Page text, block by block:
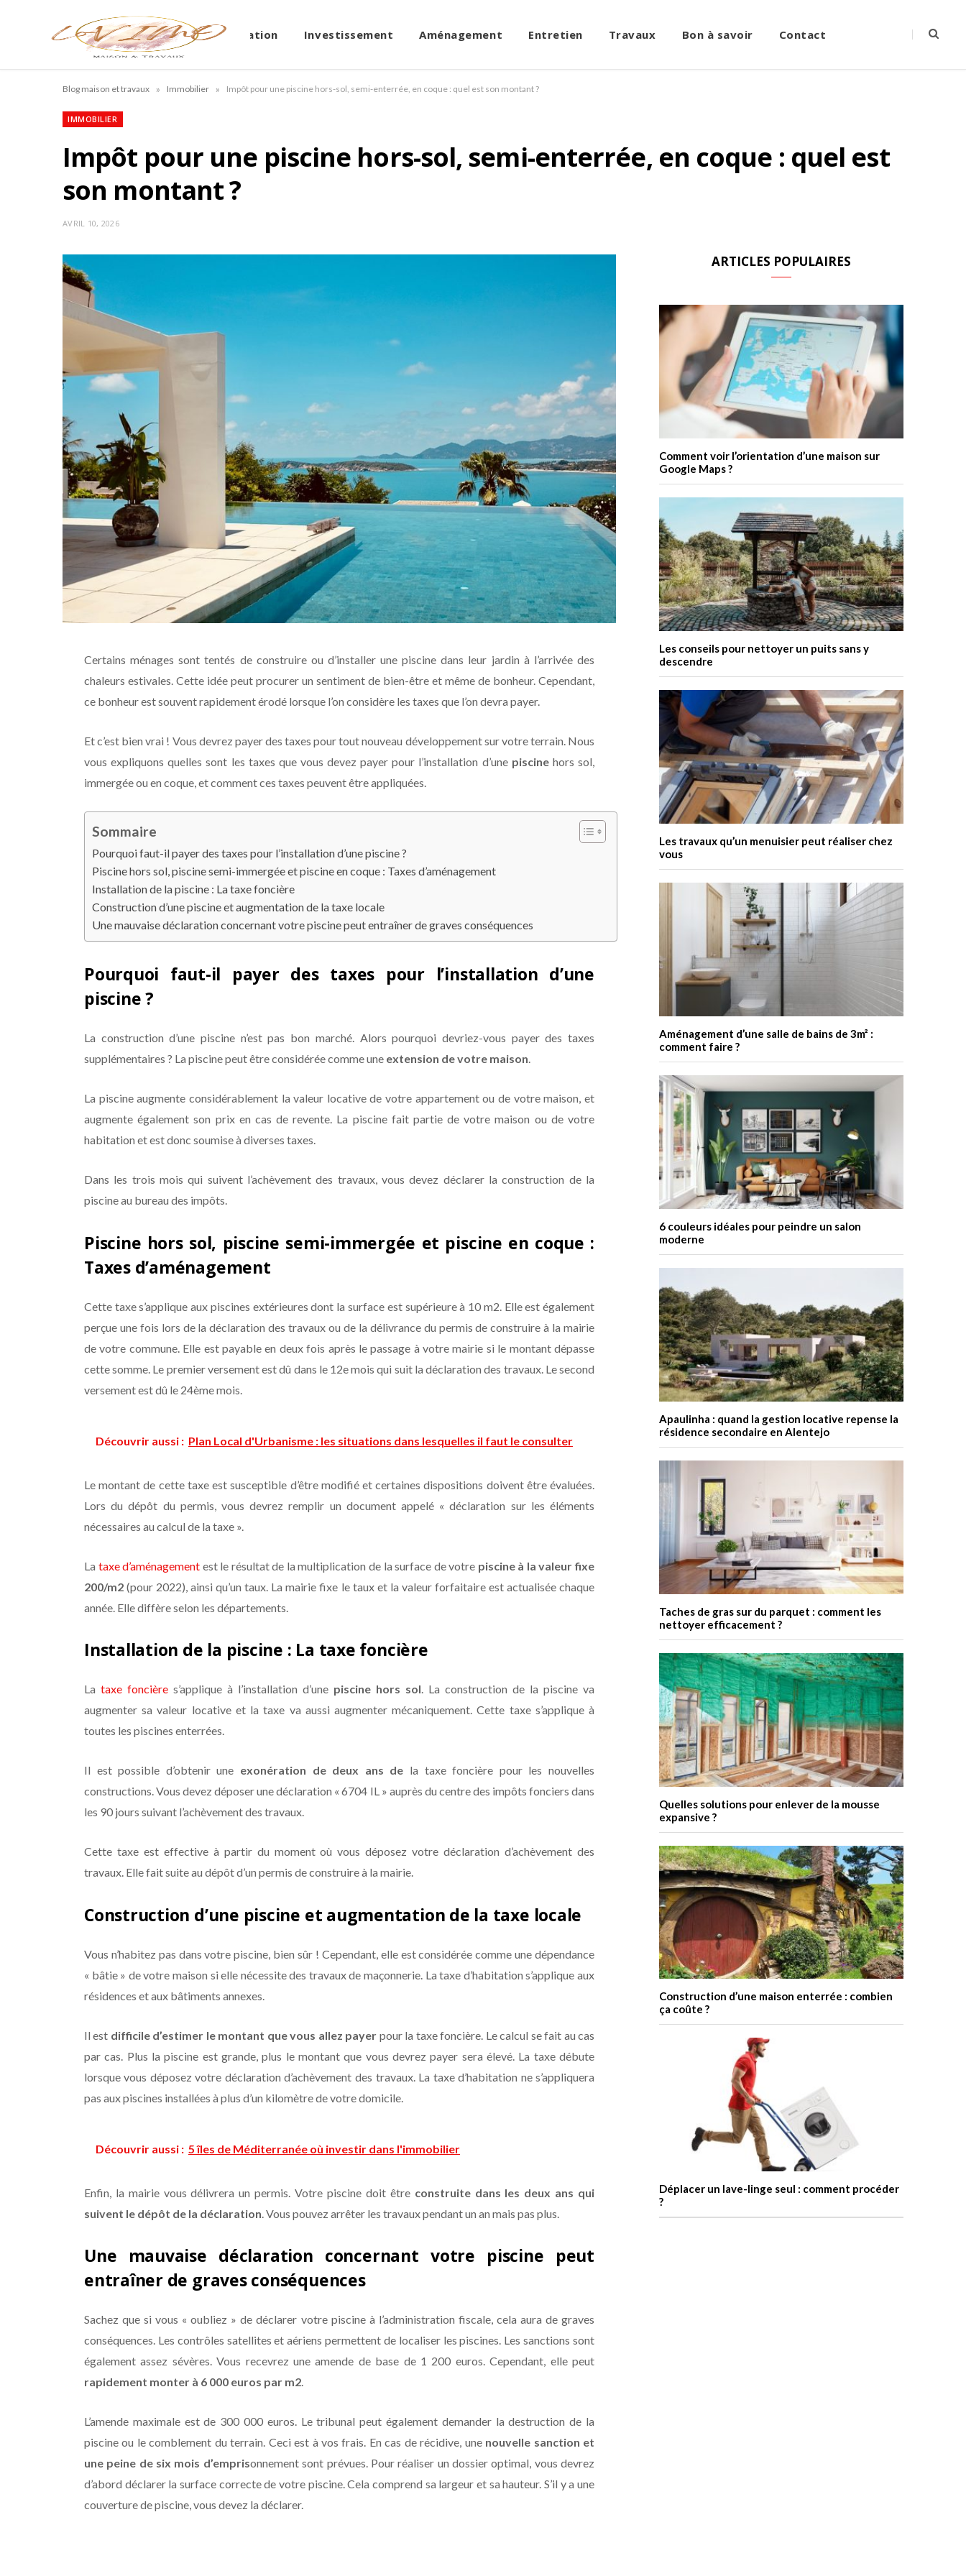
Immobilier Location Investissement Aménagement Entretien Travaux Bon à savoir Contact
Blog maison et travaux » Immobilier » Impôt pour une piscine hors-sol, semi-enterrée, en coque : quel est son montant ?
IMMOBILIER
Impôt pour une piscine hors-sol, semi-enterrée, en coque : quel est
son montant ?
AVRIL 10, 2026
Certains ménages sont tentés de construire ou d’installer une piscine dans leur jardin à l’arrivée des
chaleurs estivales. Cette idée peut procurer un sentiment de bien-être et même de bonheur. Cependant,
ce bonheur est souvent rapidement érodé lorsque l’on considère les taxes que l’on devra payer.
Et c’est bien vrai ! Vous devrez payer des taxes pour tout nouveau développement sur votre terrain. Nous
vous expliquons quelles sont les taxes que vous devez payer pour l’installation d’une piscinehors sol,
immergée ou en coque, et comment ces taxes peuvent être appliquées.
Sommaire
Pourquoi faut-il payer des taxes pour l’installation d’une piscine ?
Piscine hors sol, piscine semi-immergée et piscine en coque : Taxes d’aménagement
Installation de la piscine : La taxe foncière
Construction d’une piscine et augmentation de la taxe locale
Une mauvaise déclaration concernant votre piscine peut entraîner de graves conséquences
Pourquoi faut-il payer des taxes pour l’installation d’une
piscine ?
La construction d’une piscine n’est pas bon marché. Alors pourquoi devriez-vous payer des taxes
supplémentaires ? La piscine peut être considérée comme une extension de votre maison.
La piscine augmente considérablement la valeur locative de votre appartement ou de votre maison, et
augmente également son prix en cas de revente. La piscine fait partie de votre maison ou de votre
habitation et est donc soumise à diverses taxes.
Dans les trois mois qui suivent l’achèvement des travaux, vous devez déclarer la construction de la
piscine au bureau des impôts.
Piscine hors sol, piscine semi-immergée et piscine en coque :
Taxes d’aménagement
Cette taxe s’applique aux piscines extérieures dont la surface est supérieure à 10 m2. Elle est également
perçue une fois lors de la déclaration des travaux ou de la délivrance du permis de construire à la mairie
de votre commune. Elle est payable en deux fois après le passage à votre mairie si le montant dépasse
cette somme. Le premier versement est dû dans le 12e mois qui suit la déclaration des travaux. Le second
versement est dû le 24ème mois.
Découvrir aussi : Plan Local d'Urbanisme : les situations dans lesquelles il faut le consulter
Le montant de cette taxe est susceptible d’être modifié et certaines dispositions doivent être évaluées.
Lors du dépôt du permis, vous devrez remplir un document appelé « déclaration sur les éléments
nécessaires au calcul de la taxe ».
La taxe d’aménagement est le résultat de la multiplication de la surface de votre piscine à la valeur fixe
200/m2(pour 2022), ainsi qu’un taux. La mairie fixe le taux et la valeur forfaitaire est actualisée chaque
année. Elle diffère selon les départements.
Installation de la piscine : La taxe foncière
La taxe foncière s’applique à l’installation d’une piscine hors sol. La construction de la piscine va
augmenter sa valeur locative et la taxe va aussi augmenter mécaniquement. Cette taxe s’applique à
toutes les piscines enterrées.
Il est possible d’obtenir une exonération de deux ans de la taxe foncière pour les nouvelles
constructions. Vous devez déposer une déclaration « 6704 IL » auprès du centre des impôts fonciers dans
les 90 jours suivant l’achèvement des travaux.
Cette taxe est effective à partir du moment où vous déposez votre déclaration d’achèvement des
travaux. Elle fait suite au dépôt d’un permis de construire à la mairie.
Construction d’une piscine et augmentation de la taxe locale
Vous n’habitez pas dans votre piscine, bien sûr ! Cependant, elle est considérée comme une dépendance
« bâtie » de votre maison si elle nécessite des travaux de maçonnerie. La taxe d’habitation s’applique aux
résidences et aux bâtiments annexes.
Il est difficile d’estimer le montant que vous allez payer pour la taxe foncière. Le calcul se fait au cas
par cas. Plus la piscine est grande, plus le montant que vous devrez payer sera élevé. La taxe débute
lorsque vous déposez votre déclaration d’achèvement des travaux. La taxe d’habitation ne s’appliquera
pas aux piscines installées à plus d’un kilomètre de votre domicile.
Découvrir aussi : 5 îles de Méditerranée où investir dans l'immobilier
Enfin, la mairie vous délivrera un permis. Votre piscine doit être construite dans les deux ans qui
suivent le dépôt de la déclaration . Vous pouvez arrêter les travaux pendant un an mais pas plus.
Une mauvaise déclaration concernant votre piscine peut
entraîner de graves conséquences
Sachez que si vous « oubliez » de déclarer votre piscine à l’administration fiscale, cela aura de graves
conséquences. Les contrôles satellites et aériens permettent de localiser les piscines. Les sanctions sont
également assez sévères. Vous recevrez une amende de base de 1 200 euros. Cependant, elle peut
rapidement monter à 6 000 euros par m2.
L’amende maximale est de 300 000 euros. Le tribunal peut également demander la destruction de la
piscine ou le comblement du terrain. Ceci est à vos frais. En cas de récidive, une nouvelle sanction et
une peine de six mois d’emprisonnement sont prévues. Pour réaliser un dossier optimal, vous devrez
d’abord déclarer la surface correcte de votre piscine. Cela comprend sa largeur et sa hauteur. S’il y a une
couverture de piscine, vous devez la déclarer.
ARTICLES POPULAIRES
Comment voir l’orientation d’une maison sur
Google Maps ?
Les conseils pour nettoyer un puits sans y
descendre
Les travaux qu’un menuisier peut réaliser chez
vous
Aménagement d’une salle de bains de 3m² :
comment faire ?
6 couleurs idéales pour peindre un salon
moderne
Apaulinha : quand la gestion locative repense la
résidence secondaire en Alentejo
Taches de gras sur du parquet : comment les
nettoyer efficacement ?
Quelles solutions pour enlever de la mousse
expansive ?
Construction d’une maison enterrée : combien
ça coûte ?
Déplacer un lave-linge seul : comment procéder
?